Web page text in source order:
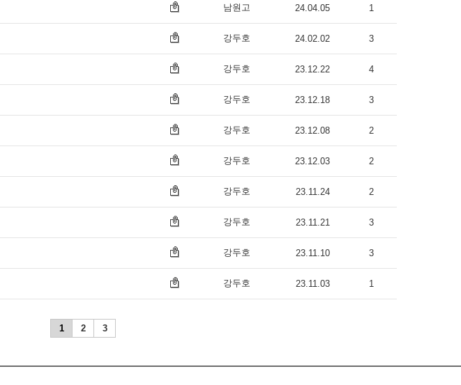
남원고 24.04.05 1
강두호 24.02.02 3
강두호 23.12.22 4
강두호 23.12.18 3
강두호 23.12.08 2
강두호 23.12.03 2
강두호 23.11.24 2
강두호 23.11.21 3
강두호 23.11.10 3
강두호 23.11.03 1
1
2 3